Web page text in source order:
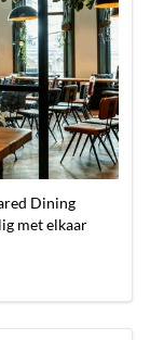
Dining
met elkaar